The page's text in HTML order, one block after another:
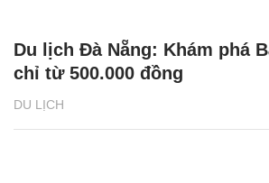
DU LỊCH
Du lịch Đà Nẵng: Khám phá
chỉ từ 500.000 đồng